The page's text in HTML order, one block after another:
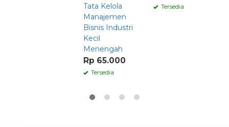
Tata Kelola
Manajemen
Bisnis Industri
Kecil
Menengah
Rp 65.000
Tersedia
Tersedia